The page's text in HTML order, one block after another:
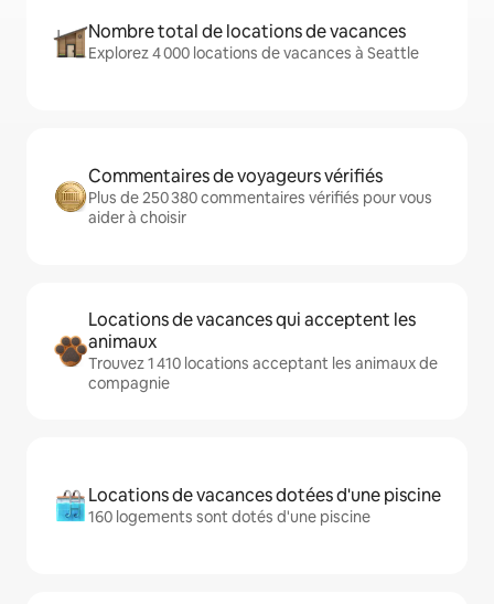
Nombre total de locations de vacances
Explorez 4 000 locations de vacances à Seattle
Commentaires de voyageurs vérifiés
Plus de 250 380 commentaires vérifiés pour vous
aider à choisir
Locations de vacances qui acceptent les
animaux
Trouvez 1 410 locations acceptant les animaux de
compagnie
Locations de vacances dotées d'une piscine
160 logements sont dotés d'une piscine